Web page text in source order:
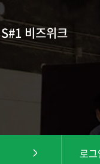
S#1 비즈위크
로그